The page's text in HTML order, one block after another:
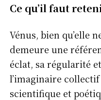
Ce qu’il faut
Vénus, bien qu’elle
demeure une
éclat, sa régularité
l’imaginaire
scientifique et